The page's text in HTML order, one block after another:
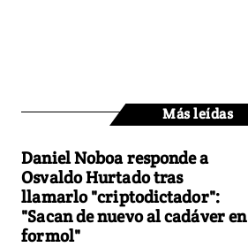
Más leídas
Daniel Noboa responde a
Osvaldo Hurtado tras
llamarlo "criptodictador":
"Sacan de nuevo al cadáver en
formol"